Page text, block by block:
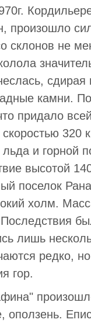
произошло
склонов не
камни.
придало
320
льда и
высотой
поселок
холм.
лишь
редко,
гор.
оползень.